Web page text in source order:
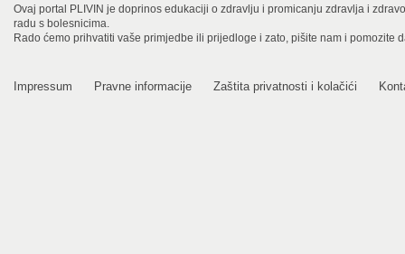
Ovaj portal PLIVIN je doprinos edukaciji o zdravlju i promicanju zdravlja i
radu s bolesnicima.
Rado ćemo prihvatiti vaše primjedbe ili prijedloge i zato, pišite nam i pomozite
Impressum Pravne informacije Zaštita privatnosti i kolačići